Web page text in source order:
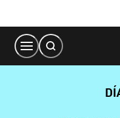
Content